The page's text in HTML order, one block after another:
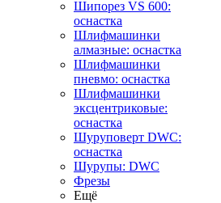
Шипорез VS 600:
оснастка
Шлифмашинки
алмазные: оснастка
Шлифмашинки
пневмо: оснастка
Шлифмашинки
эксцентриковые:
оснастка
Шуруповерт DWC:
оснастка
Шурупы: DWC
Фрезы
Ещё